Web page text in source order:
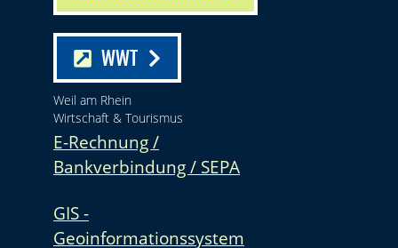
WWT
Weil am Rhein
Wirtschaft & Tourismus
E-Rechnung /
Bankverbindung / SEPA
GIS -
Geoinformationssystem